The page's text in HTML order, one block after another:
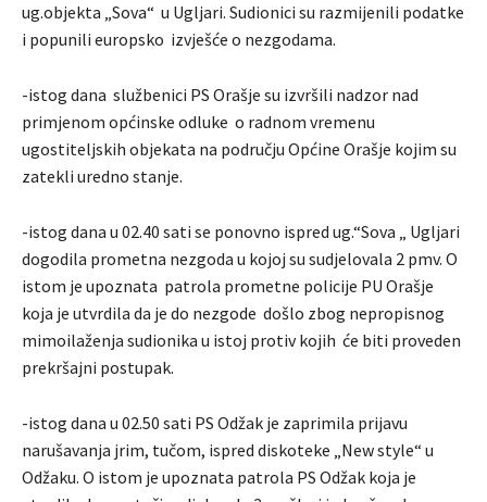
ug.objekta „Sova“ u Ugljari. Sudionici su razmijenili podatke
i popunili europsko izvješće o nezgodama.
-istog dana službenici PS Orašje su izvršili nadzor nad
primjenom općinske odluke o radnom vremenu
ugostiteljskih objekata na području Općine Orašje kojim su
zatekli uredno stanje.
-istog dana u 02.40 sati se ponovno ispred ug.“Sova „ Ugljari
dogodila prometna nezgoda u kojoj su sudjelovala 2 pmv. O
istom je upoznata patrola prometne policije PU Orašje
koja je utvrdila da je do nezgode došlo zbog nepropisnog
mimoilaženja sudionika u istoj protiv kojih će biti proveden
prekršajni postupak.
-istog dana u 02.50 sati PS Odžak je zaprimila prijavu
narušavanja jrim, tučom, ispred diskoteke „New style“ u
Odžaku. O istom je upoznata patrola PS Odžak koja je